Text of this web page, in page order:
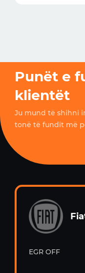
Punët e
klientët
Ju mund të shihni
tonë të fundit më
EGR OFF